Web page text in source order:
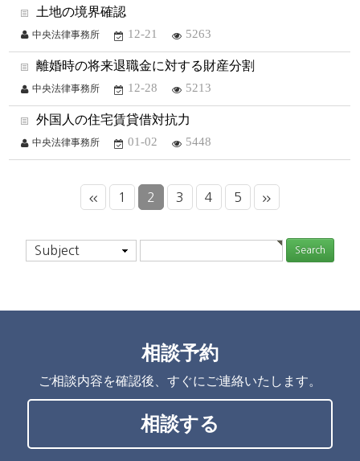
土地の境界確認
中央法律事務所 12-21 5263
離婚時の将来退職金に対する財産分割
中央法律事務所 12-28 5213
外国人の住宅賃貸借対抗力
中央法律事務所 01-02 5448
1 2 3 4 5
Subject
相談予約
ご相談内容を確認後、すぐにご連絡いたします。
相談する